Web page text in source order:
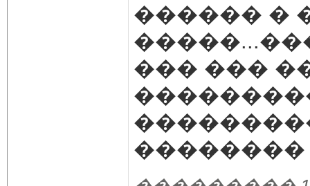
������ �
��� ���
��������